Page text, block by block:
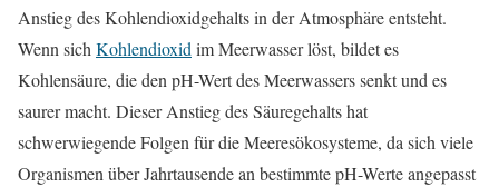
Anstieg des Kohlendioxidgehalts in der Atmosphäre entsteht.
Wenn sichKohlendioxidim Meerwasser löst, bildet es
Kohlensäure, die den pH-Wert des Meerwassers senkt und es
saurer macht. Dieser Anstieg des Säuregehalts hat
schwerwiegende Folgen für die Meeresökosysteme, da sich viele
Organismen über Jahrtausende an bestimmte pH-Werte angepasst